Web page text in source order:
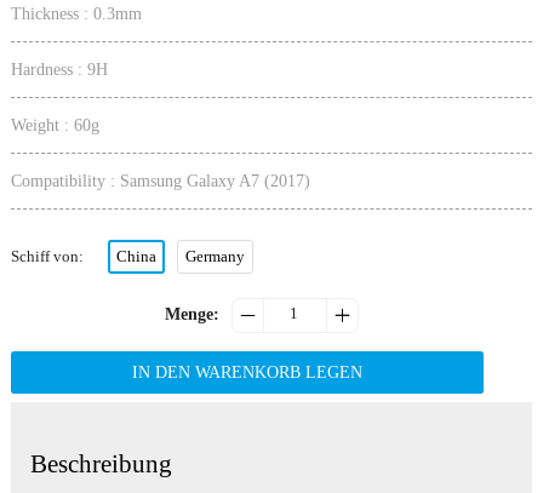
Thickness : 0.3mm
Hardness : 9H
Weight : 60g
Compatibility : Samsung Galaxy A7 (2017)
Schiff von: China Germany
Menge:  
IN DEN WARENKORB LEGEN
Beschreibung